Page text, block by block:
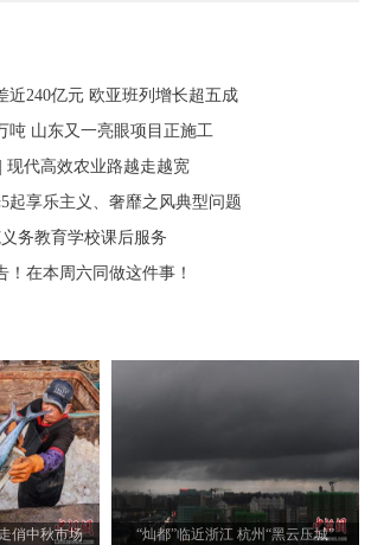
近240亿元 欧亚班列增长超五成
吨 山东又一亮眼项目正施工
现代高效农业路越走越宽
起享乐主义、奢靡之风典型问题
务教育学校课后服务
！在本周六同做这件事！
俏中秋市场 “灿都”临近浙江 杭州“黑云压城”